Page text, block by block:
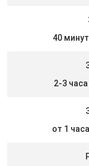
40 минут
2-3 часа
от 1 часа